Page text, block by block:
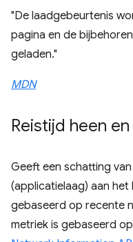
"De laadgebeurtenis
pagina en de
geladen."
MDN
Reistijd heen
Geeft een schatting
(applicatielaag) aan het
gebaseerd op recente
metriek is gebaseerd